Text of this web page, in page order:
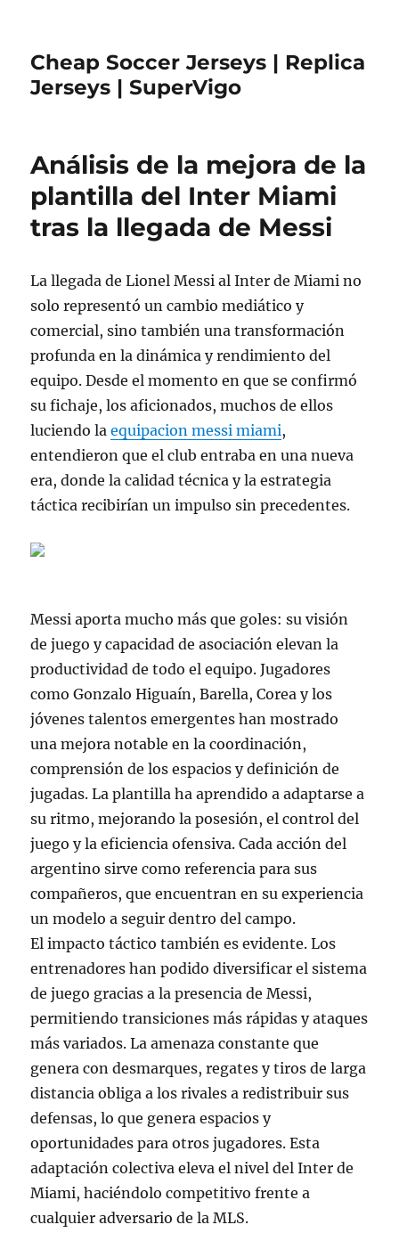
Cheap Soccer Jerseys | Replica
Jerseys | SuperVigo
Análisis de la mejora de la
plantilla del Inter Miami
tras la llegada de Messi
La llegada de Lionel Messi al Inter de Miami no
solo representó un cambio mediático y
comercial, sino también una transformación
profunda en la dinámica y rendimiento del
equipo. Desde el momento en que se confirmó
su fichaje, los aficionados, muchos de ellos
luciendo laequipacion messi miami,
entendieron que el club entraba en una nueva
era, donde la calidad técnica y la estrategia
táctica recibirían un impulso sin precedentes.
Messi aporta mucho más que goles: su visión
de juego y capacidad de asociación elevan la
productividad de todo el equipo. Jugadores
como Gonzalo Higuaín, Barella, Corea y los
jóvenes talentos emergentes han mostrado
una mejora notable en la coordinación,
comprensión de los espacios y definición de
jugadas. La plantilla ha aprendido a adaptarse a
su ritmo, mejorando la posesión, el control del
juego y la eficiencia ofensiva. Cada acción del
argentino sirve como referencia para sus
compañeros, que encuentran en su experiencia
un modelo a seguir dentro del campo.
El impacto táctico también es evidente. Los
entrenadores han podido diversificar el sistema
de juego gracias a la presencia de Messi,
permitiendo transiciones más rápidas y ataques
más variados. La amenaza constante que
genera con desmarques, regates y tiros de larga
distancia obliga a los rivales a redistribuir sus
defensas, lo que genera espacios y
oportunidades para otros jugadores. Esta
adaptación colectiva eleva el nivel del Inter de
Miami, haciéndolo competitivo frente a
cualquier adversario de la MLS.